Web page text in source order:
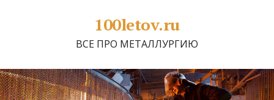
100letov.ru
ВСЕ ПРО МЕТАЛЛУРГИЮ